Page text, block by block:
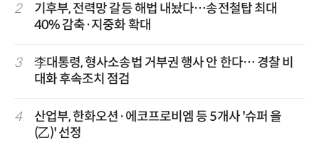
2
기후부, 전력망 갈등 해법 내놨다…송전철탑 최대
40% 감축·지중화 확대
3
李대통령, 형사소송법 거부권 행사 안 한다… 경찰 비
대화 후속조치 점검
4
산업부, 한화오션·에코프로비엠 등 5개사 '슈퍼 을
(乙)' 선정